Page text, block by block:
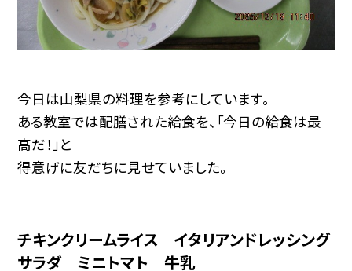
今日は山梨県の料理を参考にしています。
ある教室では配膳された給食を、「今日の給食は最
高だ！」と
得意げに友だちに見せていました。
チキンクリームライス イタリアンドレッシング
サラダ ミニトマト 牛乳